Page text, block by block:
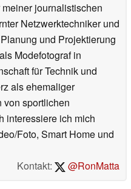
journalistischen
Netzwerktechniker und
und Projektierung
Modefotograf in
für Technik und
als ehemaliger
von sportlichen
interessiere ich mich
Foto, Smart Home und
Kontakt:
@RonMatta